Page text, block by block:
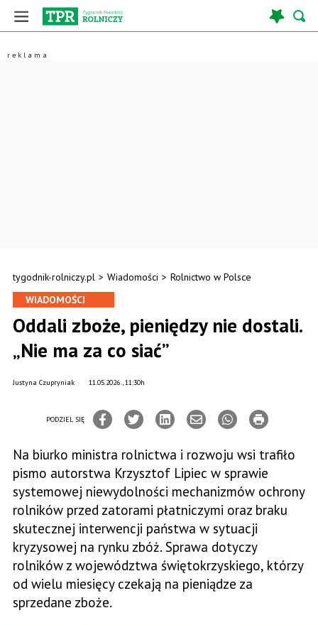
tygodnik-rolniczy.pl > Wiadomości > Rolnictwo w Polsce
WIADOMOŚCI
Oddali zboże, pieniędzy nie dostali.
„Nie ma za co siać”
11.05.2026., 11:30h
Justyna Czupryniak
PODZIEL SIĘ
Na biurko ministra rolnictwa i rozwoju wsi trafiło
pismo autorstwa Krzysztof Lipiec w sprawie
systemowej niewydolności mechanizmów ochrony
rolników przed zatorami płatniczymi oraz braku
skutecznej interwencji państwa w sytuacji
kryzysowej na rynku zbóż. Sprawa dotyczy
rolników z województwa świętokrzyskiego, którzy
od wielu miesięcy czekają na pieniądze za
sprzedane zboże.